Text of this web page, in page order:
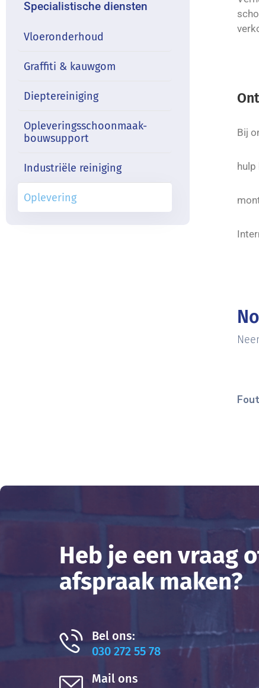
Specialistische diensten
Vloeronderhoud
Graffiti & kauwgom
Dieptereiniging
Opleveringsschoonmaak-
bouwsupport
Industriële reiniging
Oplevering
Bij
Heb je een vraag
afspraak maken?
Bel ons:
030 272 55 78
Mail ons